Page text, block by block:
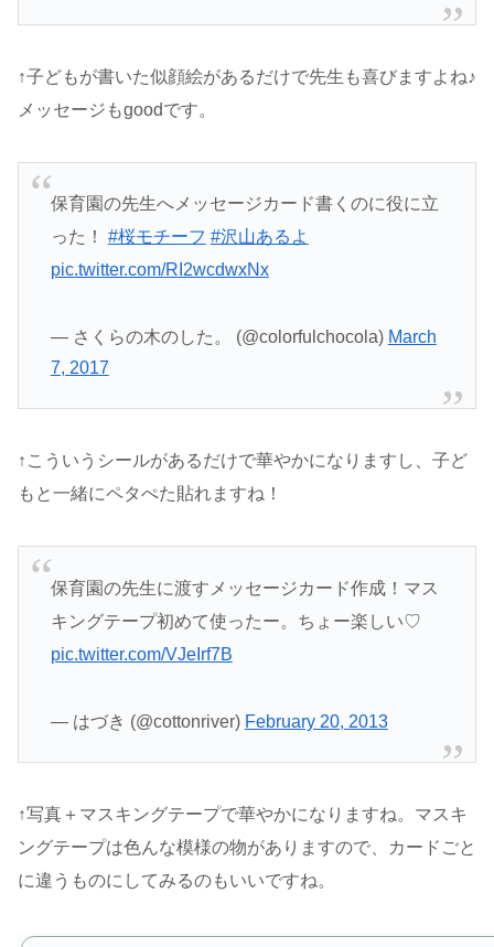
↑子どもが書いた似顔絵があるだけで先生も喜びますよね♪
メッセージもgoodです。
保育園の先生へメッセージカード書くのに役に立
った！ #桜モチーフ #沢山あるよ
pic.twitter.com/RI2wcdwxNx
— さくらの木のした。 (@colorfulchocola) March
7, 2017
↑こういうシールがあるだけで華やかになりますし、子ど
もと一緒にペタぺた貼れますね！
保育園の先生に渡すメッセージカード作成！マス
キングテープ初めて使ったー。ちょー楽しい♡
pic.twitter.com/VJeIrf7B
— はづき (@cottonriver) February 20, 2013
↑写真＋マスキングテープで華やかになりますね。マスキ
ングテープは色んな模様の物がありますので、カードごと
に違うものにしてみるのもいいですね。